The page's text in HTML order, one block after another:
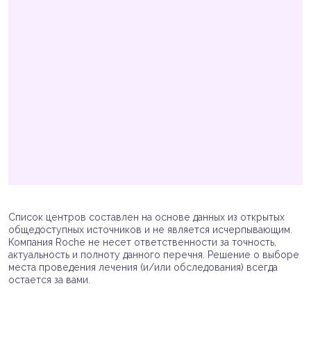
Список центров составлен на основе данных из открытых
общедоступных источников и не является исчерпывающим.
Компания Roche не несет ответственности за точность,
актуальность и полноту данного перечня. Решение о выборе
места проведения лечения (и/или обследования) всегда
остается за вами.